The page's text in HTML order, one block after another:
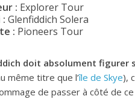
: Explorer Tour
Glenfiddich Solera
: Pioneers Tour
doit absolument figurer
même titre que l’île de Skye),
de passer à côté de